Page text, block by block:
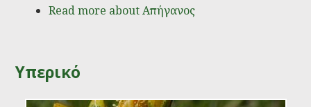
Read more about Απήγανος
Υπερικό